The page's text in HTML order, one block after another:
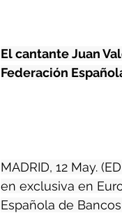
El cantante Juan
Federación
MADRID, 12 May.
en exclusiva en
Española de